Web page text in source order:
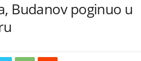
Budanov poginuo u